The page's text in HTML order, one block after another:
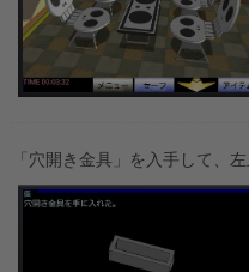
「穴開き金具」を入手して、